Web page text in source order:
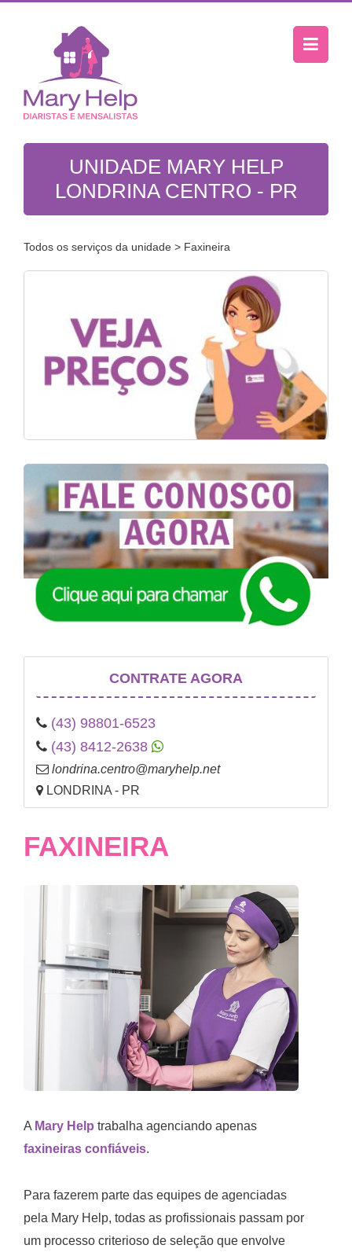
UNIDADE MARY HELP
LONDRINA CENTRO - PR
Todos os serviços da unidade > Faxineira
CONTRATE AGORA
(43) 98801-6523
(43) 8412-2638
londrina.centro@maryhelp.net
LONDRINA - PR
FAXINEIRA
A Mary Help trabalha agenciando apenas
faxineiras confiáveis.
Para fazerem parte das equipes de agenciadas
pela Mary Help, todas as profissionais passam por
um processo criterioso de seleção que envolve